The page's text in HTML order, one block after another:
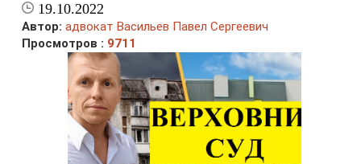
19.10.2022
Автор: адвокат Васильев Павел Сергеевич
Просмотров : 9711